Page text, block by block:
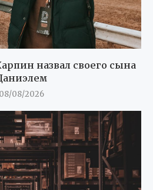
назвал своего сына
08/08/2026